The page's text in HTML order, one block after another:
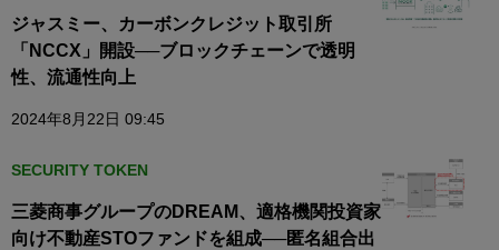
ジャスミー、カーボンクレジット取引所
「NCCX」開設──ブロックチェーンで透明
性、流通性向上
2024年8月22日 09:45
SECURITY TOKEN
三菱商事グループのDREAM、適格機関投資家
向け不動産STOファンドを組成──匿名組合出